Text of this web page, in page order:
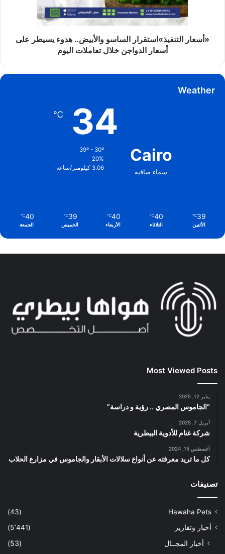
«أسعار التنفيذ»استقرار الساسو والأبيض.. هدوء يسيطر على
أسعار الدواجن خلال تعاملات اليوم
Weather
Cairo
سماء صافية
34
℃
39º - 30º
20%
3.06 كيلومتر/ساعة
39
℃
الأثنين
40
℃
الثلاثاء
40
℃
الأربعاء
39
℃
الخميس
40
℃
الجمعة
Most Viewed Posts
يناير 12, 2025
“الجاموس المصري .. رؤية و دراسة”
أبريل 7, 2025
شركة غنام للأدوية البيطرية
أغسطس 15, 2024
كل ما تريد معرفته عن أنواع سلالات الأبقار والجاموس في مزارع الحلاب
تصنيفات
Hawaha Pets
(43)
أخبار وتقارير
(5٬441)
أخبار المجــال
(53)